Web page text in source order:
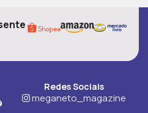
Redes Sociais
meganeto_magazine